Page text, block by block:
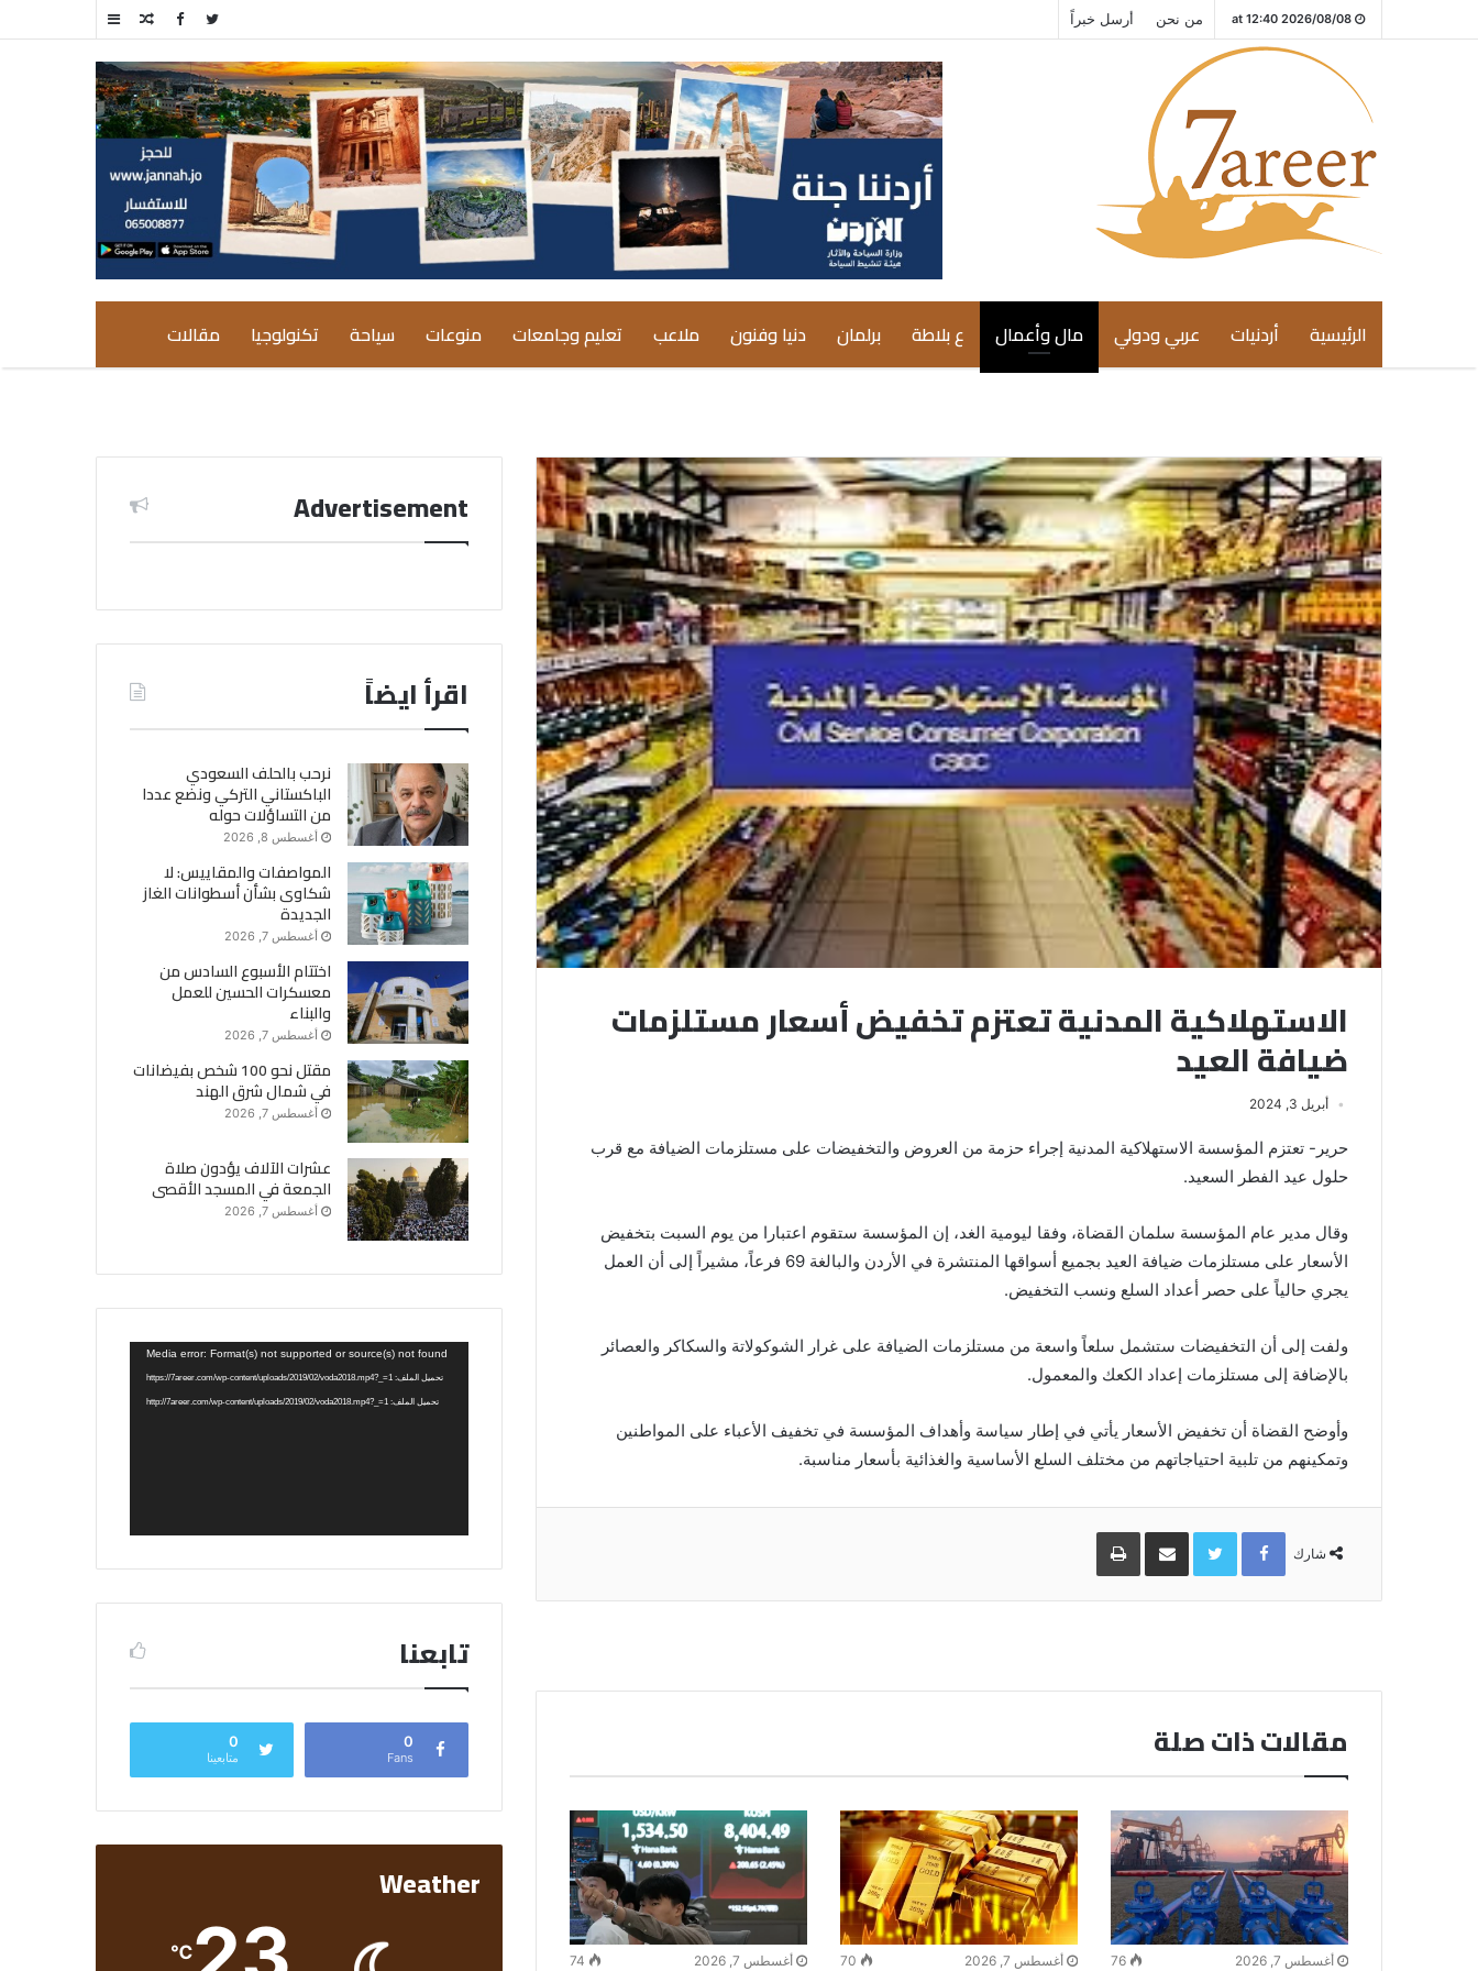
2026/08/08 at 12:40 من نحن أرسل خبراً إضافة
جانبي
مقال
الرئيسية أردنيات عربي ودولي مال وأعمال ع بلاطة برلمان دنيا وفنون ملاعب تعليم وجامعات منوعات سياحة تكنولوجيا مقالات
الاستهلاكية المدنية تعتزم تخفيض أسعار مستلزمات
ضيافة العيد
أبريل 3, 2024
حرير- تعتزم المؤسسة الاستهلاكية المدنية إجراء حزمة من العروض والتخفيضات على مستلزمات الضيافة مع قرب
حلول عيد الفطر السعيد.
وقال مدير عام المؤسسة سلمان القضاة، وفقا ليومية الغد، إن المؤسسة ستقوم اعتبارا من يوم السبت بتخفيض
الأسعار على مستلزمات ضيافة العيد بجميع أسواقها المنتشرة في الأردن والبالغة 69 فرعاً، مشيراً إلى أن العمل
يجري حالياً على حصر أعداد السلع ونسب التخفيض.
ولفت إلى أن التخفيضات ستشمل سلعاً واسعة من مستلزمات الضيافة على غرار الشوكولاتة والسكاكر والعصائر
بالإضافة إلى مستلزمات إعداد الكعك والمعمول.
وأوضح القضاة أن تخفيض الأسعار يأتي في إطار سياسة وأهداف المؤسسة في تخفيف الأعباء على المواطنين
وتمكينهم من تلبية احتياجاتهم من مختلف السلع الأساسية والغذائية بأسعار مناسبة.
شارك
Facebook
Twitterمشاركة
البريد
طباعة
مقالات ذات صلة
أغسطس 7, 2026 76 أغسطس 7, 2026 70 أغسطس 7, 2026 74
Advertisement
اقرأ ايضاً
نرحب بالحلف السعودي
الباكستاني التركي ونضع عددا
من التساؤلات حوله
أغسطس 8, 2026
المواصفات والمقاييس: لا
شكاوى بشأن أسطوانات الغاز
الجديدة
أغسطس 7, 2026
اختتام الأسبوع السادس من
معسكرات الحسين للعمل
والبناء
أغسطس 7, 2026
مقتل نحو 100 شخص بفيضانات
في شمال شرق الهند
أغسطس 7, 2026
عشرات الآلاف يؤدون صلاة
الجمعة في المسجد الأقصى
أغسطس 7, 2026
مشغل
الفيديو
Media error: Format(s) not supported or source(s) not found
تحميل الملف: https://7areer.com/wp-content/uploads/2019/02/voda2018.mp4?_=1
تحميل الملف: http://7areer.com/wp-content/uploads/2019/02/voda2018.mp4?_=1
تابعنا
0
Fans
0
متابعينا
Weather
℃